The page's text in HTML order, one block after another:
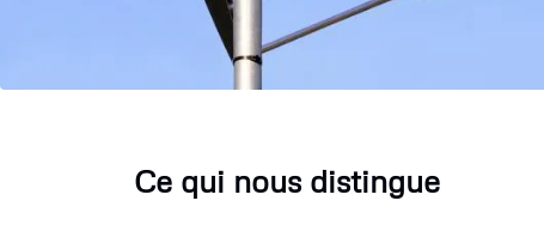
Ce qui nous distingue